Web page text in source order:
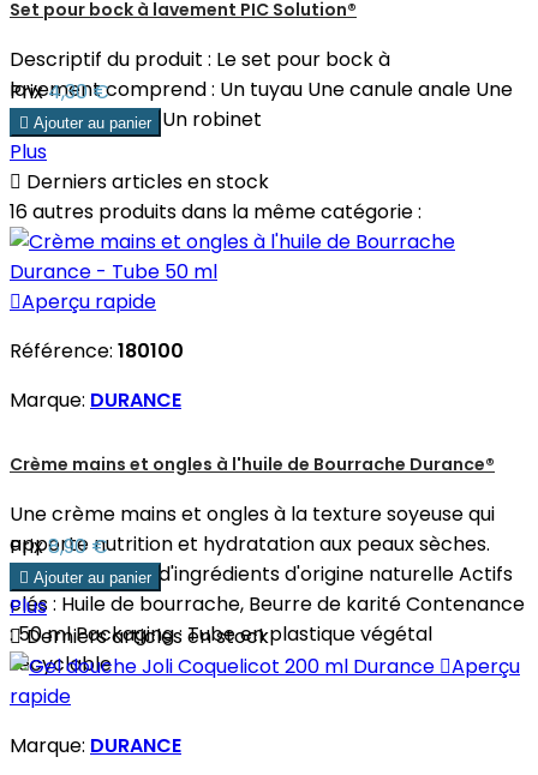
Set pour bock à lavement PIC Solution®
Descriptif du produit : Le set pour bock à
lavement comprend : Un tuyau Une canule anale Une
canule vaginale Un robinet
Prix4,30 €
 Ajouter au panier
Plus
 Derniers articles en stock
16 autres produits dans la même catégorie :
Aperçu rapide
Référence: 180100
Marque: DURANCE
Crème mains et ongles à l'huile de Bourrache Durance®
Une crème mains et ongles à la texture soyeuse qui
apporte nutrition et hydratation aux peaux sèches.
Naturalité : 97% d'ingrédients d'origine naturelle Actifs
clés : Huile de bourrache, Beurre de karité Contenance
: 50 ml Packaging : Tube en plastique végétal
recyclable
Prix8,90 €
 Ajouter au panier
Plus
Derniers articles en stock
Aperçu
rapide
Marque: DURANCE